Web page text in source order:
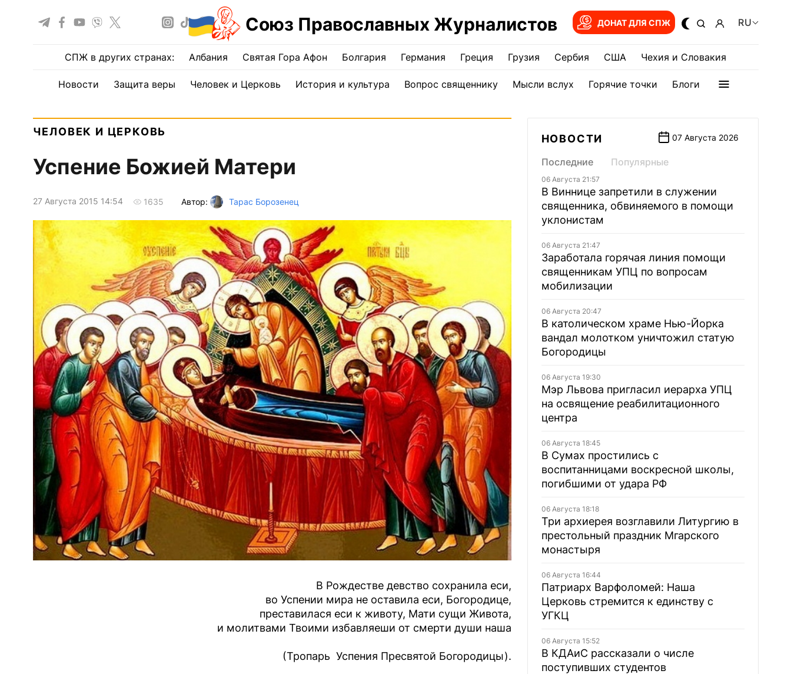
Союз Православных Журналистов ДОНАТ ДЛЯ СПЖ RU
СПЖ в других странах: Албания Святая Гора Афон Болгария Германия Греция Грузия Сербия США Чехия и Словакия
Новости Защита веры Человек и Церковь История и культура Вопрос священнику Мысли вслух Горячие точки Блоги
ЧЕЛОВЕК И ЦЕРКОВЬ
Успение Божией Матери
27 Августа 2015 14:54 1635 Автор: Тарас Борозенец
В Рождестве девство сохранила еси,
во Успении мира не оставила еси, Богородице,
преставилася еси к животу, Мати сущи Живота,
и молитвами Твоими избавляеши от смерти души наша
(Тропарь Успения Пресвятой Богородицы).
НОВОСТИ 07 Августа 2026
Последние Популярные
06 Августа 21:57
В Виннице запретили в служении
священника, обвиняемого в помощи
уклонистам
06 Августа 21:47
Заработала горячая линия помощи
священникам УПЦ по вопросам
мобилизации
06 Августа 20:47
В католическом храме Нью-Йорка
вандал молотком уничтожил статую
Богородицы
06 Августа 19:30
Мэр Львова пригласил иерарха УПЦ
на освящение реабилитационного
центра
06 Августа 18:45
В Сумах простились с
воспитанницами воскресной школы,
погибшими от удара РФ
06 Августа 18:18
Три архиерея возглавили Литургию в
престольный праздник Мгарского
монастыря
06 Августа 16:44
Патриарх Варфоломей: Наша
Церковь стремится к единству с
УГКЦ
06 Августа 15:52
В КДАиС рассказали о числе
поступивших студентов